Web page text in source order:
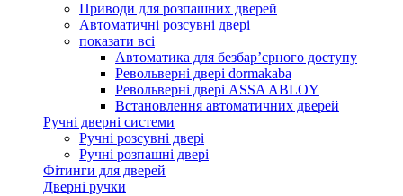
Приводи для розпашних дверей
Автоматичні розсувні двері
показати всі
Автоматика для безбар’єрного доступу
Револьверні двері dormakaba
Револьверні двері ASSA ABLOY
Встановлення автоматичних дверей
Ручні дверні системи
Ручні розсувні двері
Ручні розпашні двері
Фітинги для дверей
Дверні ручки